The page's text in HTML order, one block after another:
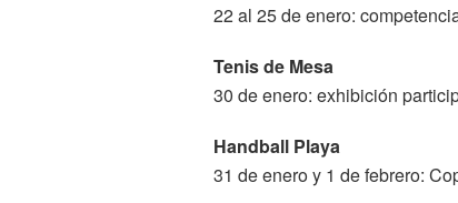
22 al 25 de enero:
Tenis de Mesa
30 de enero: exhibición
Handball Playa
31 de enero y 1 de febrero: